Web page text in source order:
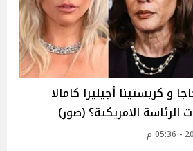
و كريستينا أجيليرا كامالا
الرئاسة الامريكية؟ (صور)